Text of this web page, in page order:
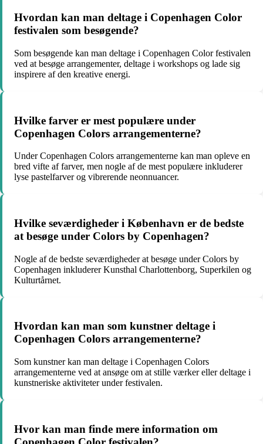
Hvordan kan man deltage i Copenhagen Color
festivalen som besøgende?
Som besøgende kan man deltage i Copenhagen Color festivalen
ved at besøge arrangementer, deltage i workshops og lade sig
inspirere af den kreative energi.
Hvilke farver er mest populære under
Copenhagen Colors arrangementerne?
Under Copenhagen Colors arrangementerne kan man opleve en
bred vifte af farver, men nogle af de mest populære inkluderer
lyse pastelfarver og vibrerende neonnuancer.
Hvilke seværdigheder i København er de bedste
at besøge under Colors by Copenhagen?
Nogle af de bedste seværdigheder at besøge under Colors by
Copenhagen inkluderer Kunsthal Charlottenborg, Superkilen og
Kulturtårnet.
Hvordan kan man som kunstner deltage i
Copenhagen Colors arrangementerne?
Som kunstner kan man deltage i Copenhagen Colors
arrangementerne ved at ansøge om at stille værker eller deltage i
kunstneriske aktiviteter under festivalen.
Hvor kan man finde mere information om